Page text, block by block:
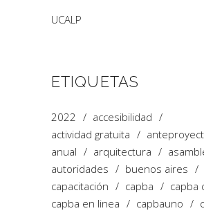
UCALP
ETIQUETAS
2022
accesibilidad
actividad gratuita
anual
arquitectura
autoridades
buenos aires
capacitación
capba
capba
capba en linea
capbauno